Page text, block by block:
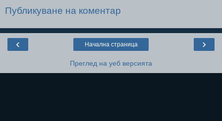
Публикуване на коментар
‹ ›
Начална страница
Преглед на уеб версията